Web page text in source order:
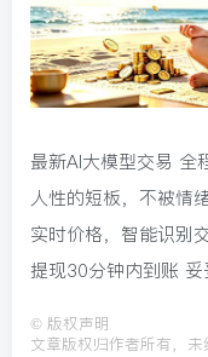
最新AI大模型交易 全
人性的短板，不被情
实时价格，智能识别
提现30分钟内到账
© 版权声明
文章版权归作者所有，未